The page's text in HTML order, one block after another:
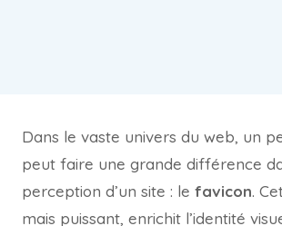
Dans le vaste univers du web, un
peut faire une grande différence
perception d’un site : le favicon.
mais puissant, enrichit l’identité